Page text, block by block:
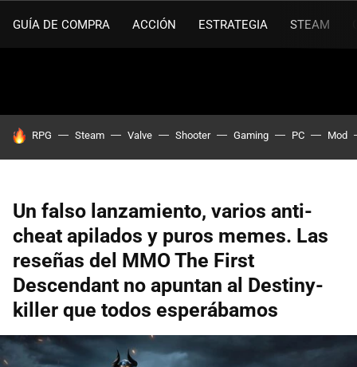
GUÍA DE COMPRA ACCIÓN ESTRATEGIA STEAM
HOY SE HABLA DE
RPG Steam Valve Shooter Gaming PC Mod
Un falso lanzamiento, varios anti-
cheat apilados y puros memes. Las
reseñas del MMO The First
Descendant no apuntan al Destiny-
killer que todos esperábamos